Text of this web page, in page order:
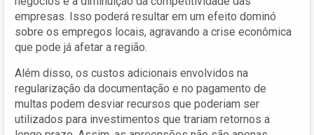
empresas. Isso poderá resultar em um efeito dominó
sobre os empregos locais, agravando a crise econômica
que pode já afetar a região.
Além disso, os custos adicionais envolvidos na
regularização da documentação e no pagamento de
multas podem desviar recursos que poderiam ser
utilizados para investimentos que trariam retornos a